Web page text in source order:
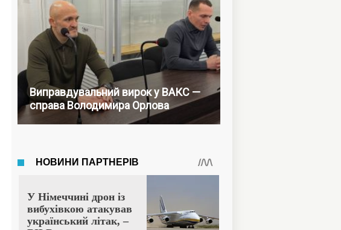
Виправдувальний вирок у ВАКС —
справа Володимира Орлова